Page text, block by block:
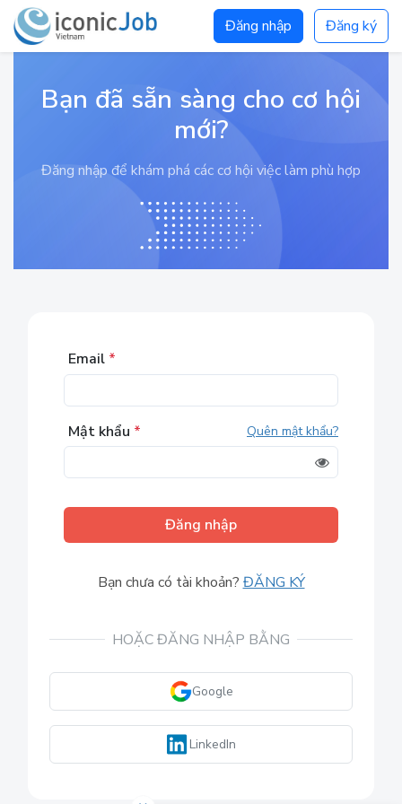
Đăng nhập Đăng ký
Bạn đã sẵn sàng cho cơ hội
mới?
Đăng nhập để khám phá các cơ hội việc làm phù hợp
Email *
Mật khẩu * Quên mật khẩu?
Đăng nhập
Bạn chưa có tài khoản? ĐĂNG KÝ
HOẶC ĐĂNG NHẬP BẰNG
Google
LinkedIn